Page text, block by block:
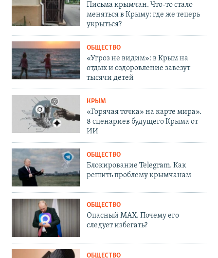
Письма крымчан. Что-то стало
меняться в Крыму: где же теперь
укрыться?
ОБЩЕСТВО
«Угроз не видим»: в Крым на
отдых и оздоровление завезут
тысячи детей
КРЫМ
«Горячая точка» на карте мира».
8 сценариев будущего Крыма от
ИИ
ОБЩЕСТВО
Блокирование Telegram. Как
решить проблему крымчанам
ОБЩЕСТВО
Опасный MAX. Почему его
следует избегать?
ОБЩЕСТВО